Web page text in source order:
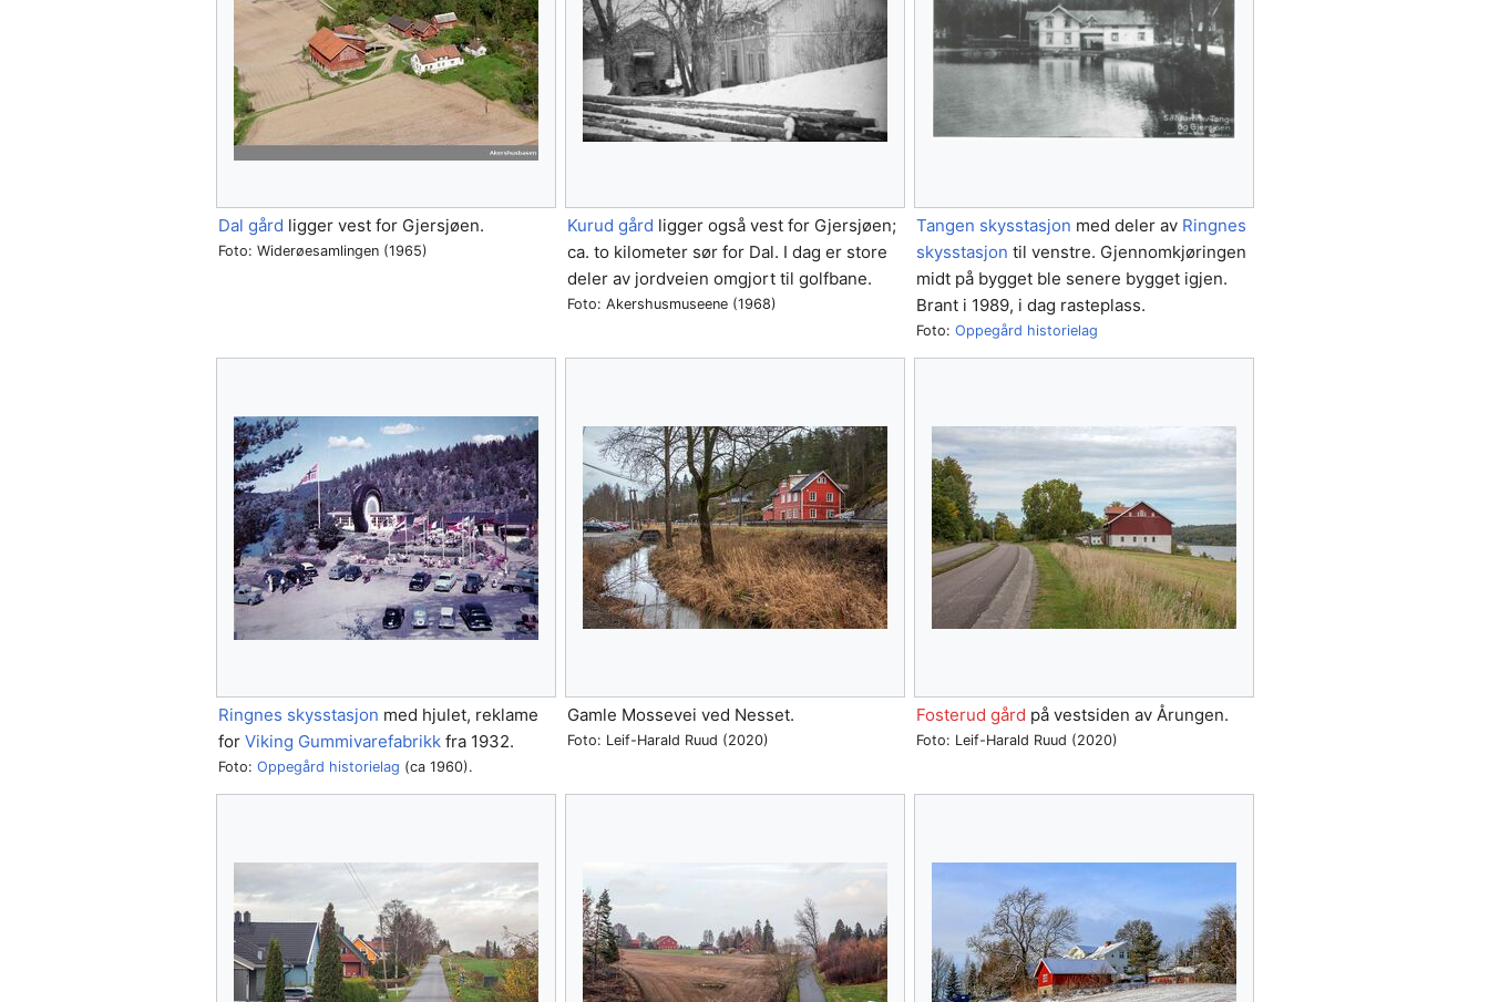
Dal gård ligger vest for Gjersjøen.
Foto: Widerøesamlingen (1965)
Kurud gård ligger også vest for Gjersjøen;
ca. to kilometer sør for Dal. I dag er store
deler av jordveien omgjort til golfbane.
Foto: Akershusmuseene (1968)
Tangen skysstasjon med deler av Ringnes
skysstasjon til venstre. Gjennomkjøringen
midt på bygget ble senere bygget igjen.
Brant i 1989, i dag rasteplass.
Foto:Oppegård historielag
Ringnes skysstasjon med hjulet, reklame
forViking Gummivarefabrikk fra 1932.
Foto:Oppegård historielag (ca 1960).
Gamle Mossevei ved Nesset.
Foto: Leif-Harald Ruud (2020)
Fosterud gård på vestsiden av Årungen.
Foto: Leif-Harald Ruud (2020)